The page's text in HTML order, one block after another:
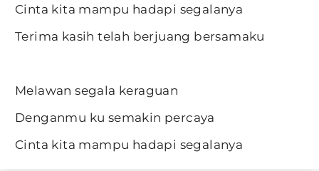
Cinta kita mampu hadapi segalanya
Terima kasih telah berjuang bersamaku
Melawan segala keraguan
Denganmu ku semakin percaya
Cinta kita mampu hadapi segalanya